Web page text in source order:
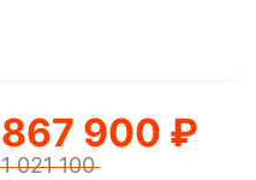
867 900 ₽
1 021 100